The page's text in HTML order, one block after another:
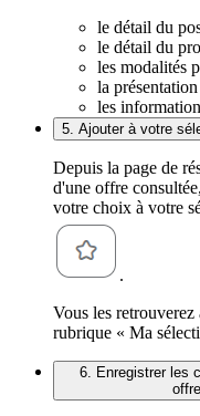
le détail du
le détail du
les modalités
la
les
5. Ajouter à votre
Depuis la page de
d'une offre
votre choix à votre
.
Vous les retrouverez
rubrique « Ma
6. Enregistrer les